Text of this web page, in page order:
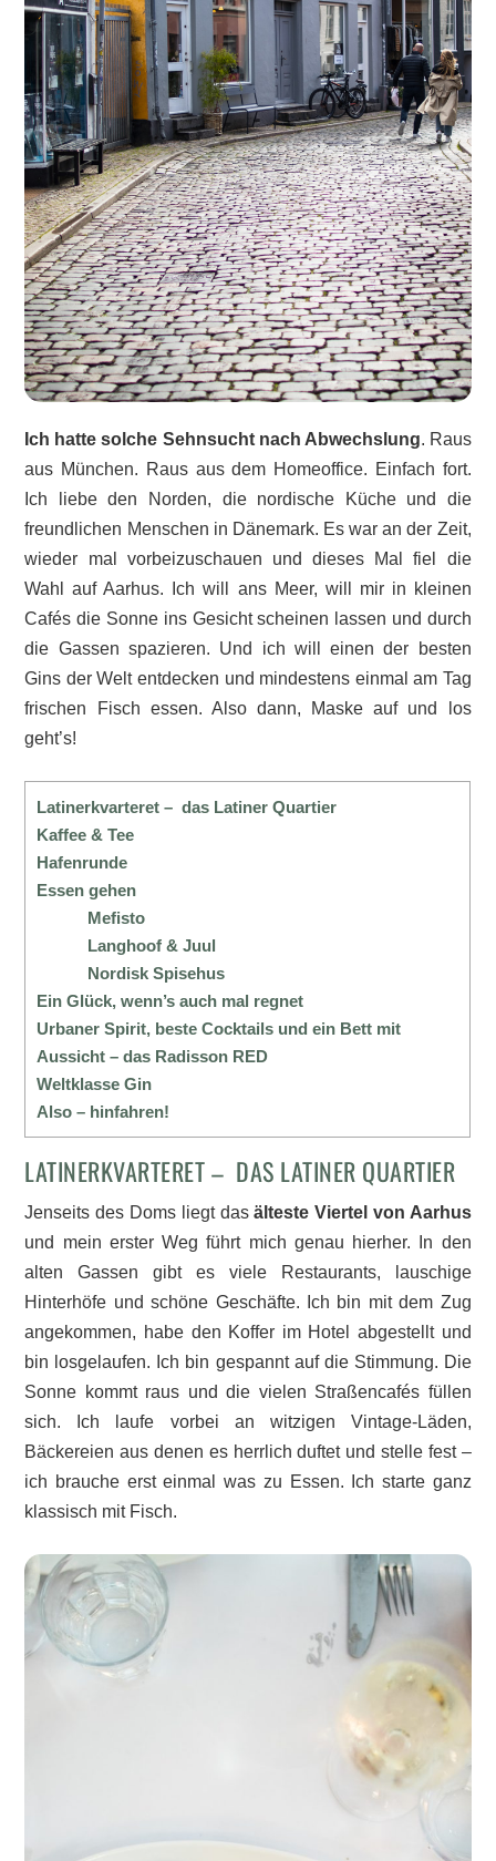
Ich hatte solche Sehnsucht nach Abwechslung. Raus
aus München. Raus aus dem Homeoffice. Einfach fort.
Ich liebe den Norden, die nordische Küche und die
freundlichen Menschen in Dänemark. Es war an der Zeit,
wieder mal vorbeizuschauen und dieses Mal fiel die
Wahl auf Aarhus. Ich will ans Meer, will mir in kleinen
Cafés die Sonne ins Gesicht scheinen lassen und durch
die Gassen spazieren. Und ich will einen der besten
Gins der Welt entdecken und mindestens einmal am Tag
frischen Fisch essen. Also dann, Maske auf und los
geht’s!
Latinerkvarteret – das Latiner Quartier
Kaffee & Tee
Hafenrunde
Essen gehen
Mefisto
Langhoof & Juul
Nordisk Spisehus
Ein Glück, wenn’s auch mal regnet
Urbaner Spirit, beste Cocktails und ein Bett mit
Aussicht – das Radisson RED
Weltklasse Gin
Also – hinfahren!
LATINERKVARTERET – DAS LATINER QUARTIER
Jenseits des Doms liegt dasälteste Viertel von Aarhus
und mein erster Weg führt mich genau hierher. In den
alten Gassen gibt es viele Restaurants, lauschige
Hinterhöfe und schöne Geschäfte. Ich bin mit dem Zug
angekommen, habe den Koffer im Hotel abgestellt und
bin losgelaufen. Ich bin gespannt auf die Stimmung. Die
Sonne kommt raus und die vielen Straßencafés füllen
sich. Ich laufe vorbei an witzigen Vintage-Läden,
Bäckereien aus denen es herrlich duftet und stelle fest –
ich brauche erst einmal was zu Essen. Ich starte ganz
klassisch mit Fisch.